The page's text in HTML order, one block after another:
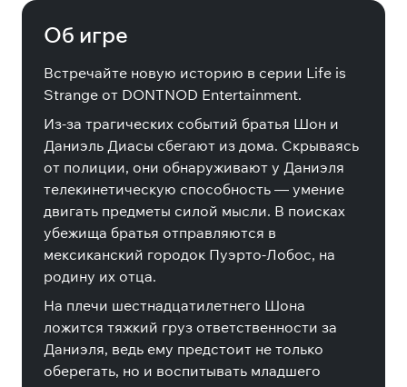
Об игре
Встречайте новую историю в серии Life is
Strange от DONTNOD Entertainment.
Из-за трагических событий братья Шон и
Даниэль Диасы сбегают из дома. Скрываясь
от полиции, они обнаруживают у Даниэля
телекинетическую способность — умение
двигать предметы силой мысли. В поисках
убежища братья отправляются в
мексиканский городок Пуэрто-Лобос, на
родину их отца.
На плечи шестнадцатилетнего Шона
ложится тяжкий груз ответственности за
Даниэля, ведь ему предстоит не только
оберегать, но и воспитывать младшего